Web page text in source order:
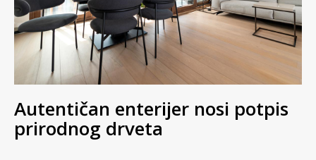
Autentičan enterijer nosi potpis
prirodnog drveta